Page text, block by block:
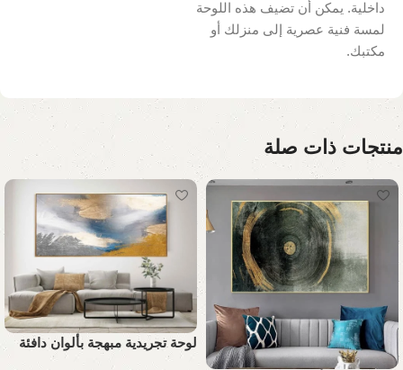
داخلية. يمكن أن تضيف هذه اللوحة
لمسة فنية عصرية إلى منزلك أو
مكتبك.
منتجات ذات صلة
لوحة تجريدية مبهجة بألوان دافئة